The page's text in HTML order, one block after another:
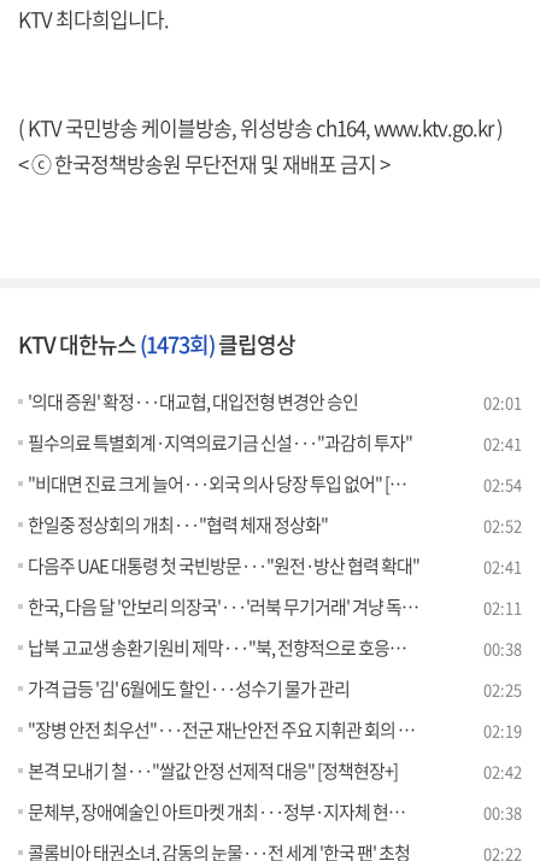
KTV 최다희입니다.
( KTV 국민방송 케이블방송, 위성방송 ch164,www.ktv.go.kr)
< ⓒ 한국정책방송원 무단전재 및 재배포 금지 >
KTV 대한뉴스(1473회)클립영상
'의대 증원' 확정···대교협, 대입전형 변경안 승인 02:01
필수의료 특별회계·지역의료기금 신설···"과감히 투자" 02:41
"비대면 진료 크게 늘어···외국 의사 당장 투입 없어" [뉴스의 맥] 02:54
한일중 정상회의 개최···"협력 체재 정상화" 02:52
다음주 UAE 대통령 첫 국빈방문···"원전·방산 협력 확대" 02:41
한국, 다음 달 '안보리 의장국'···'러북 무기거래' 겨냥 독자제재 02:11
납북 고교생 송환기원비 제막···"북, 전향적으로 호응해야" 00:38
가격 급등 '김' 6월에도 할인···성수기 물가 관리 02:25
"장병 안전 최우선"···전군 재난안전 주요 지휘관 회의 개최 02:19
본격 모내기 철···"쌀값 안정 선제적 대응" [정책현장+] 02:42
문체부, 장애예술인 아트마켓 개최···정부·지자체 현장구매 지원 00:38
콜롬비아 태권소녀, 감동의 눈물···전 세계 '한국 팬' 초청 02:22